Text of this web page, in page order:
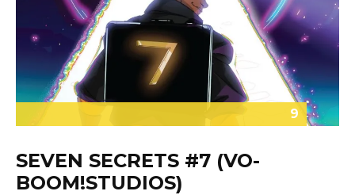
9
SEVEN SECRETS #7 (VO-
BOOM!STUDIOS)